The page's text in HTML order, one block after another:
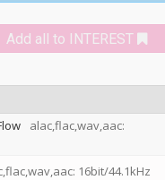
Add all to INTEREST
alac,flac,wav,aac:
16bit/44.1kHz